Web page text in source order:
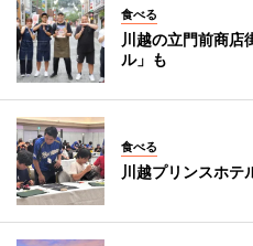
食べる
川越の立門前商
ル」も
食べる
川越プリンスホテ